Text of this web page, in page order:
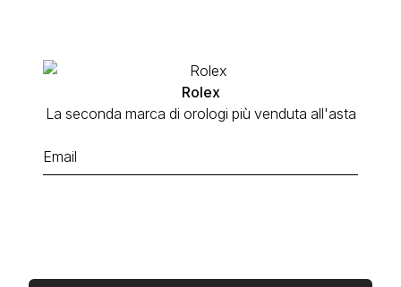
Rolex
La seconda marca di orologi più venduta all'asta